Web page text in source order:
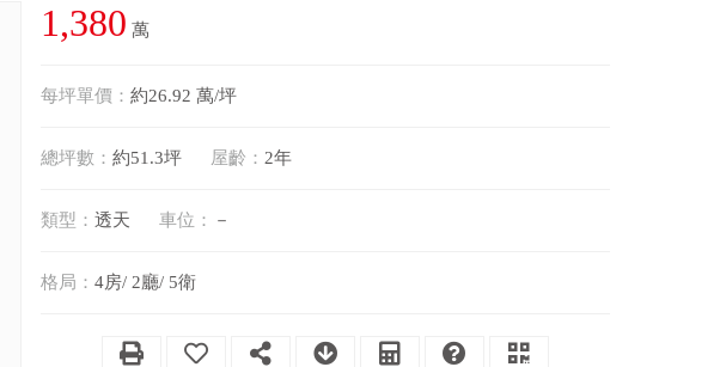
1,380 萬
每坪單價： 約26.92 萬/坪
總坪數： 約51.3坪 屋齡： 2年
類型： 透天 車位： －
格局： 4房/ 2廳/ 5衛